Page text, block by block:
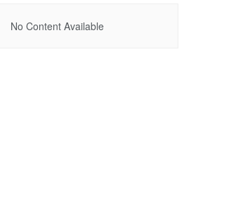
No Content Available